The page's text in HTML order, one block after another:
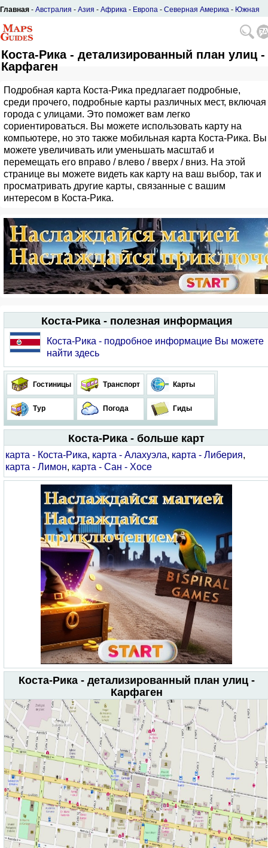
Главная - Австралия - Азия - Африка - Европа - Северная Америка - Южная
Коста-Рика - детализированный план улиц -
Карфаген
Подробная карта Коста-Рика предлагает подробные,
среди прочего, подробные карты различных мест, включая
города с улицами. Это поможет вам легко
сориентироваться. Вы можете использовать карту на
компьютере, но это также мобильная карта Коста-Рика. Вы
можете увеличивать или уменьшать масштаб и
перемещать его вправо / влево / вверх / вниз. На этой
странице вы можете видеть как карту на ваш выбор, так и
просматривать другие карты, связанные с вашим
интересом в Коста-Рика.
Коста-Рика - полезная информация
Коста-Рика - подробное информацие Вы можете
найти здесь
Гостиницы Транспорт Карты
Тур Погода Гиды
Коста-Рика - больше карт
карта - Коста-Рика, карта - Алахуэла, карта - Либерия,
карта - Лимон, карта - Сан - Хосе
Коста-Рика - детализированный план улиц -
Карфаген